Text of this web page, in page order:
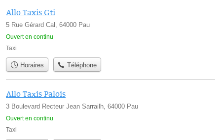
Allo Taxis Gti
5 Rue Gérard Cal, 64000 Pau
Ouvert en continu
Taxi
Horaires Téléphone
Allo Taxis Palois
3 Boulevard Recteur Jean Sarrailh, 64000 Pau
Ouvert en continu
Taxi